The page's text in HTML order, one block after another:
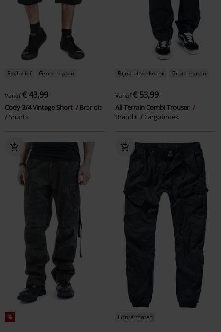
Exclusief Grote maten
Vanaf€ 43,99
Cody 3/4 Vintage Short
Brandit
Shorts
Bijna uitverkocht Grote maten
Vanaf€ 53,99
All Terrain Combi Trouser
Brandit
Cargobroek
% Grote maten